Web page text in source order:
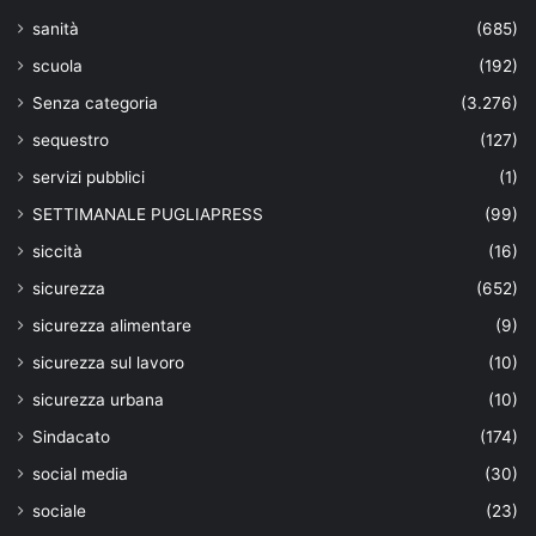
sanità
(685)
scuola
(192)
Senza categoria
(3.276)
sequestro
(127)
servizi pubblici
(1)
SETTIMANALE PUGLIAPRESS
(99)
siccità
(16)
sicurezza
(652)
sicurezza alimentare
(9)
sicurezza sul lavoro
(10)
sicurezza urbana
(10)
Sindacato
(174)
social media
(30)
sociale
(23)